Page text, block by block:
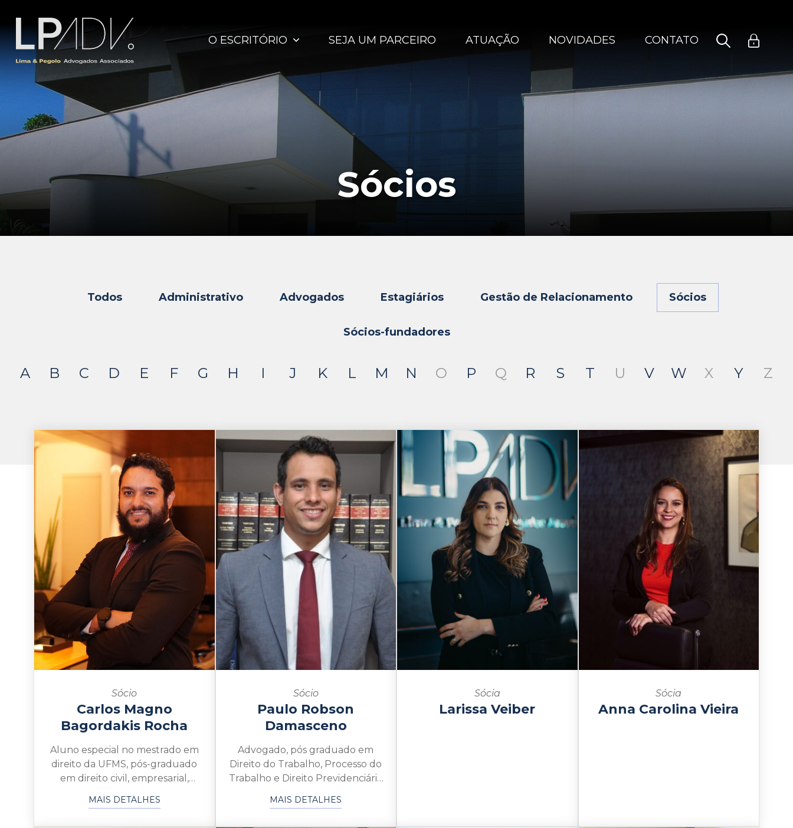
O ESCRITÓRIO SEJA UM PARCEIRO ATUAÇÃO NOVIDADES CONTATO
Sócios
Todos Administrativo Advogados Estagiários Gestão de Relacionamento Sócios
Sócios-fundadores
A B C D E F G H I J K L M N O P Q R S T U V W X Y Z
Sócio
Carlos Magno
Bagordakis Rocha
Aluno especial no mestrado em
direito da UFMS, pós-graduado
em direito civil, empresarial,
Faculdade Damásio, graduado
MAIS DETALHES
Sócio
Paulo Robson
Damasceno
Advogado, pós graduado em
Direito do Trabalho, Processo do
Trabalho e Direito Previdenciário
Sá/MS, pós graduado em Direito
MAIS DETALHES
Sócia
Larissa Veiber
Sócia
Anna Carolina Vieira